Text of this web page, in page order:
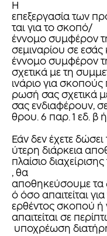
Η
επεξεργασία των
ται για το σκοπό/
έννομο συμφέρον
σεμιναρίου σε
έννομο συμφέρον
σχετικά με τη
ινάριο για
ρωσή σας σχετικά
σας ενδιαφέρουν,
θρου. 6 παρ. 1 εδ. β
Εάν δεν έχετε
ύτερη διάρκεια
πλαίσιο
, θα
αποθηκεύσουμε τα
ό όσο απαιτείται
ερθέντος σκοπού ή
απαιτείται σε
υποχρέωση